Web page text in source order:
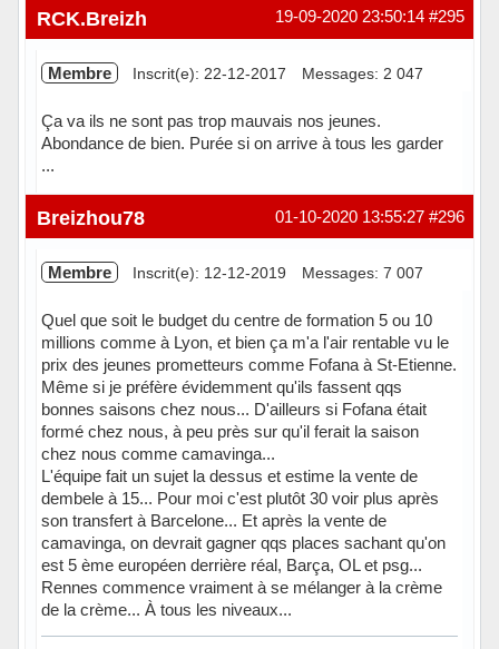
Hors ligne #295
19-09-2020 23:50:14
RCK.Breizh
Membre Inscrit(e): 22-12-2017 Messages: 2 047
Ça va ils ne sont pas trop mauvais nos jeunes.
Abondance de bien. Purée si on arrive à tous les garder
...
Hors ligne #296
01-10-2020 13:55:27
Breizhou78
Membre Inscrit(e): 12-12-2019 Messages: 7 007
Quel que soit le budget du centre de formation 5 ou 10
millions comme à Lyon, et bien ça m'a l'air rentable vu le
prix des jeunes prometteurs comme Fofana à St-Etienne.
Même si je préfère évidemment qu'ils fassent qqs
bonnes saisons chez nous... D'ailleurs si Fofana était
formé chez nous, à peu près sur qu'il ferait la saison
chez nous comme camavinga...
L'équipe fait un sujet la dessus et estime la vente de
dembele à 15... Pour moi c'est plutôt 30 voir plus après
son transfert à Barcelone... Et après la vente de
camavinga, on devrait gagner qqs places sachant qu'on
est 5 ème européen derrière réal, Barça, OL et psg...
Rennes commence vraiment à se mélanger à la crème
de la crème... À tous les niveaux...